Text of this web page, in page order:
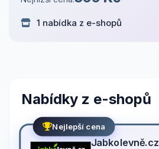
1 nabídka z e-shopů
Nabídky z e-shopů
Nejlepší cena
Jabkolevně.cz